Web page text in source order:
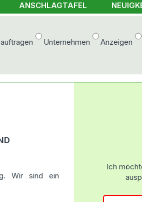
ANSCHLAGTAFEL
Unternehmen Anzeigen
Wir sind ein
Ich